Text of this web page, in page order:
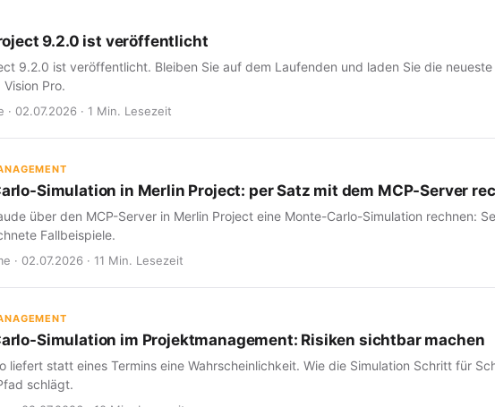
9.2.0 ist veröffentlicht
9.2.0 ist veröffentlicht. Bleiben Sie auf dem Laufenden und laden Sie die
Pro.
· 02.07.2026 · 1 Min. Lesezeit
Simulation in Merlin Project: per Satz mit dem MCP-Server
über den MCP-Server in Merlin Project eine Monte-Carlo-Simulation rechnen:
Fallbeispiele.
· 02.07.2026 · 11 Min. Lesezeit
Simulation im Projektmanagement: Risiken sichtbar machen
liefert statt eines Termins eine Wahrscheinlichkeit. Wie die Simulation Schritt für
schlägt.